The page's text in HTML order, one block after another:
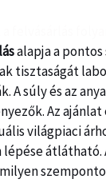
alapja a
tisztaságát
A súly és az
Az ajánlat
világpiaci
átlátható.